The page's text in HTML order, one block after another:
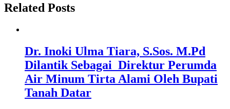
Related Posts
Dr. Inoki Ulma Tiara, S.Sos. M.Pd
Dilantik Sebagai Direktur Perumda
Air Minum Tirta Alami Oleh Bupati
Tanah Datar